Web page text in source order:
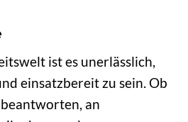
ist es unerlässlich,
einsatzbereit zu sein. Ob
an